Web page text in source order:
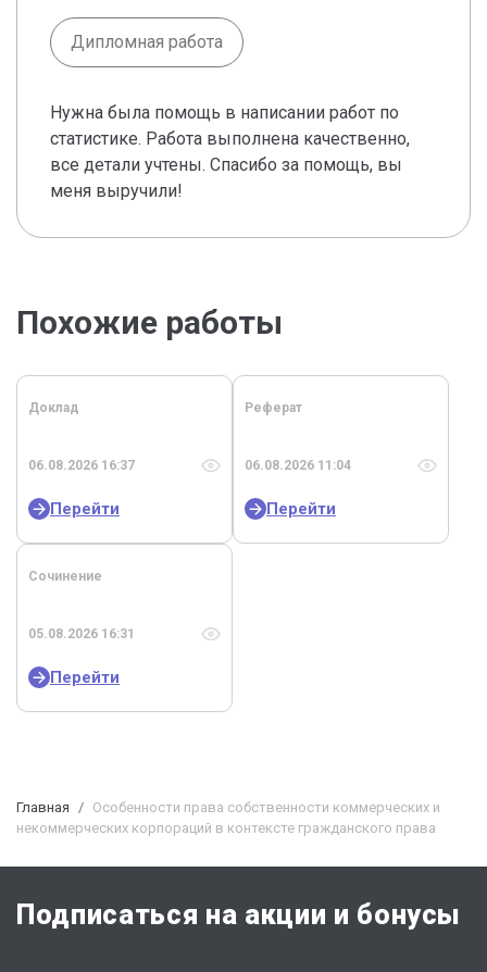
Дипломная работа
Нужна была помощь в написании работ по
статистике. Работа выполнена качественно,
все детали учтены. Спасибо за помощь, вы
меня выручили!
Похожие работы
Доклад
06.08.2026 16:37
Перейти
Реферат
06.08.2026 11:04
Перейти
Сочинение
05.08.2026 16:31
Перейти
Главная
Особенности права собственности коммерческих и
некоммерческих корпораций в контексте гражданского права
Подписаться на акции и бонусы